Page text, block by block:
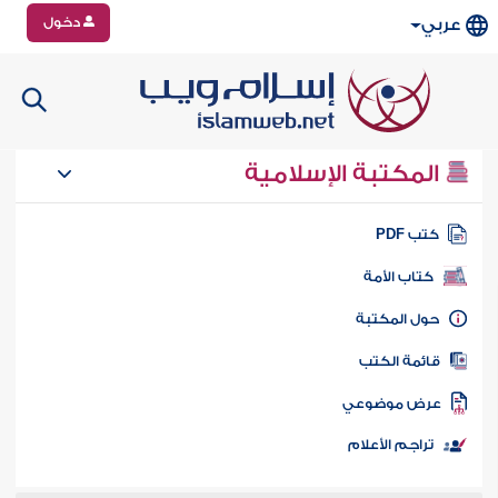
عربي دخول
المكتبة الإسلامية
كتب PDF
كتاب الأمة
المكتبة
الكتب
موضوعي